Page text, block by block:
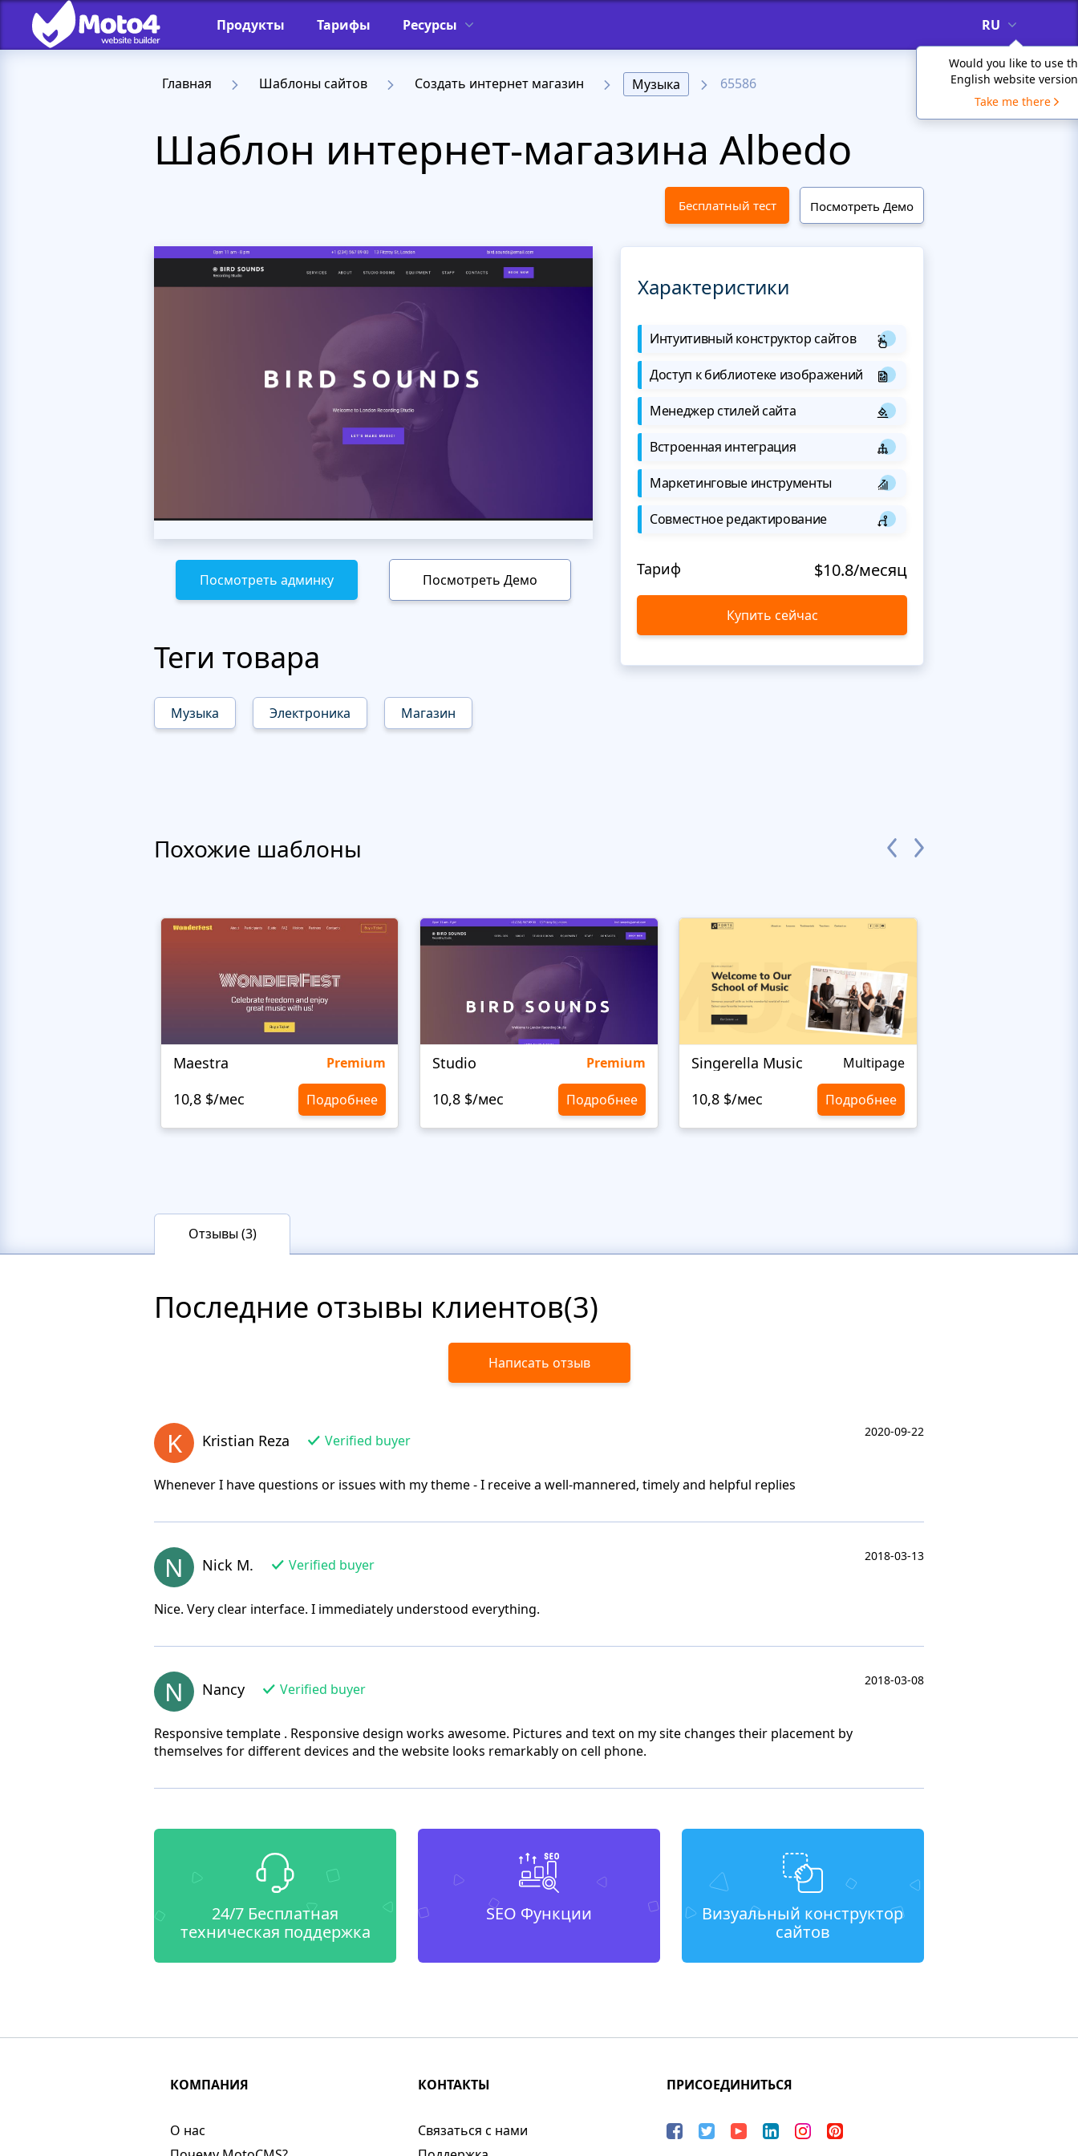
Продукты Тарифы Ресурсы RU
Would you like to use
English website
Take me there
Главная Шаблоны сайтов Создать интернет магазин Музыка 65586
Шаблон интернет-магазина Albedo
Бесплатный тест Посмотреть Демо
Посмотреть админку Посмотреть Демо
Теги товара
Музыка Электроника Магазин
Характеристики
Интуитивный конструктор сайтов
Доступ к библиотеке изображений
Менеджер стилей сайта
Встроенная интеграция
Маркетинговые инструменты
Совместное редактирование
Тариф $10.8/месяц
Купить сейчас
Похожие шаблоны
Maestra Premium
10,8 $/мес Подробнее
Studio Premium
10,8 $/мес Подробнее
Singerella Music Multipage
10,8 $/мес Подробнее
Отзывы (3)
Последние отзывы клиентов(3)
Написать отзыв
K Kristian Reza Verified buyer
2020-09-22
Whenever I have questions or issues with my theme - I receive a well-mannered, timely and helpful replies
N Nick M. Verified buyer
2018-03-13
Nice. Very clear interface. I immediately understood everything.
N Nancy Verified buyer
2018-03-08
Responsive template . Responsive design works awesome. Pictures and text on my site changes their placement by
themselves for different devices and the website looks remarkably on cell phone.
24/7 Бесплатная
техническая поддержка
SEO Функции
Визуальный конструктор
сайтов
КОМПАНИЯ
О нас​
КОНТАКТЫ
Связаться с нами
ПРИСОЕДИНИТЬСЯ